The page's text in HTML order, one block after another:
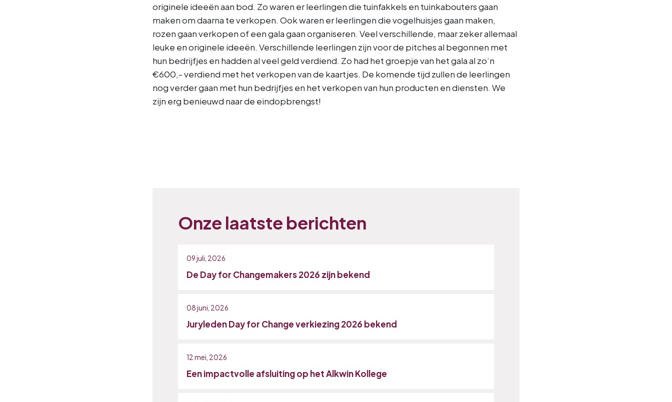
originele ideeën aan bod. Zo waren er leerlingen die tuinfakkels en tuinkabouters gaan
maken om daarna te verkopen. Ook waren er leerlingen die vogelhuisjes gaan maken,
rozen gaan verkopen of een gala gaan organiseren. Veel verschillende, maar zeker allemaal
leuke en originele ideeën. Verschillende leerlingen zijn voor de pitches al begonnen met
hun bedrijfjes en hadden al veel geld verdiend. Zo had het groepje van het gala al zo’n
€600,- verdiend met het verkopen van de kaartjes. De komende tijd zullen de leerlingen
nog verder gaan met hun bedrijfjes en het verkopen van hun producten en diensten. We
zijn erg benieuwd naar de eindopbrengst!
Onze laatste berichten
09 juli, 2026
De Day for Changemakers 2026 zijn bekend
08 juni, 2026
Juryleden Day for Change verkiezing 2026 bekend
12 mei, 2026
Een impactvolle afsluiting op het Alkwin Kollege